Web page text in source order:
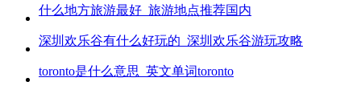
什么地方旅游最好_旅游地点推荐国内
深圳欢乐谷有什么好玩的_深圳欢乐谷游玩攻略
toronto是什么意思_英文单词toronto